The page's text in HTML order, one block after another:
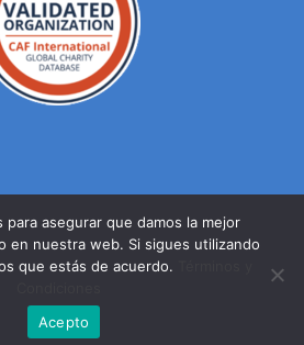
FUNDACION MEXICANA PARA LA
2023 | AVISO DE PRIVACIDAD
Facebook
Twitter
para asegurar que damos la mejor
en nuestra web. Si sigues utilizando
que estás de acuerdo.
Acepto